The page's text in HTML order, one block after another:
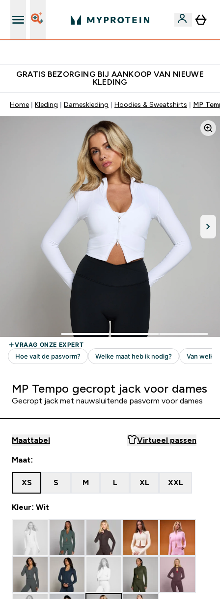
GRATIS BEZORGING BIJ AANKOOP VAN NIEUWE
KLEDING
Home Kleding Dameskleding Hoodies & Sweatshirts MP
MP Tempo gecropt jack voor dames
Gecropt jack met nauwsluitende pasvorm voor dames
Maattabel Virtueel passen
Maat:
XS S M L XL XXL
Kleur: Wit